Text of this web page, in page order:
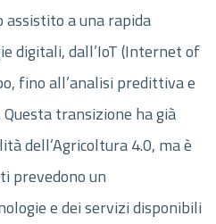
a una rapida
digitali, dall’IoT (Internet of
fino all’analisi predittiva e
transizione ha già
dell’Agricoltura 4.0, ma è
prevedono un
e dei servizi disponibili